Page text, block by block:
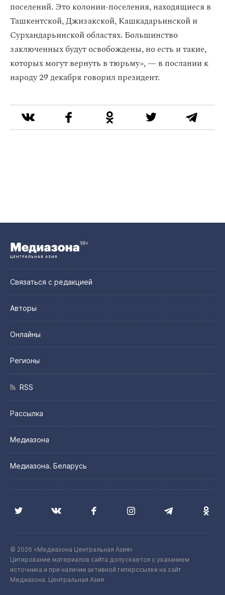
поселений. Это колонии-поселения, находящиеся в
Ташкентской, Джизакской, Кашкадарьинской и
Сурхандарьинской областях. Большинство
заключенных будут освобождены, но есть и такие,
которых могут вернуть в тюрьму», — в послании к
народу 29 декабря говорил президент.
Связаться с редакцией
Авторы
Онлайны
Регионы
RSS
Рассылка
Медиазона
Медиазона. Беларусь
© 2026 «Медиазона Центральная Азия»
Цитирование материалов сайта допускается с указанием
источника и при наличии активной гиперссылки на сайт
Медиазона. Центральная Азия